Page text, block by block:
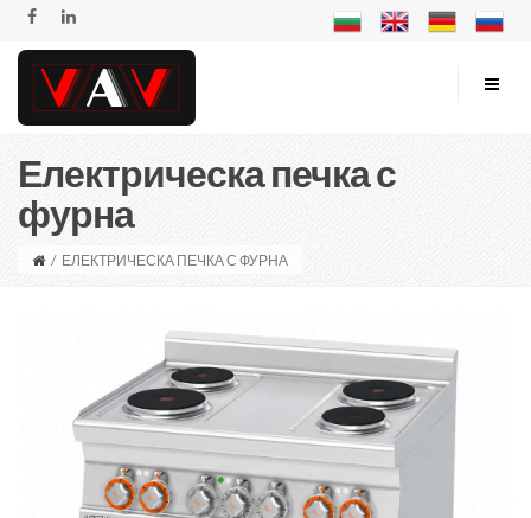
Електрическа печка с
фурна
/ ЕЛЕКТРИЧЕСКА ПЕЧКА С ФУРНА